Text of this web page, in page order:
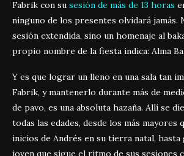
Fabrik con su sesión de más de 13 horas
ninguno de los presentes olvidará jamás.
sesión extendida, sino un homenaje al
propio nombre de la fiesta indica: Alma
Y es que lograr un lleno en una sala tan
Fabrik, y mantenerlo durante más de
de pavo, es una absoluta hazaña. Allí se
todas las edades, desde los más mayores
inicios de Andrés en su tierra natal, hasta
joven que sigue el ritmo de sus sesiones